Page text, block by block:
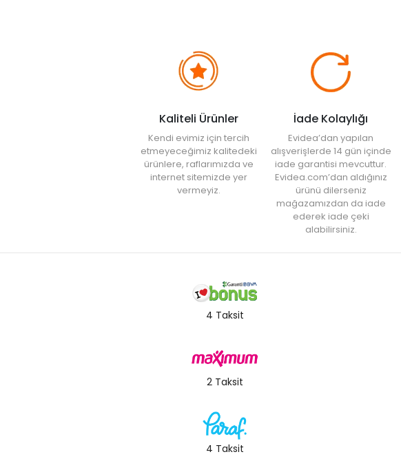
Kaliteli Ürünler
Kendi evimiz için tercih
etmeyeceğimiz kalitedeki
ürünlere, raflarımızda ve
internet sitemizde yer
vermeyiz.
İade Kolaylığı
Evidea’dan yapılan
alışverişlerde 14 gün içinde
iade garantisi mevcuttur.
Evidea.com’dan aldığınız
ürünü dilerseniz
mağazamızdan da iade
ederek iade çeki
alabilirsiniz.
4 Taksit
2 Taksit
4 Taksit